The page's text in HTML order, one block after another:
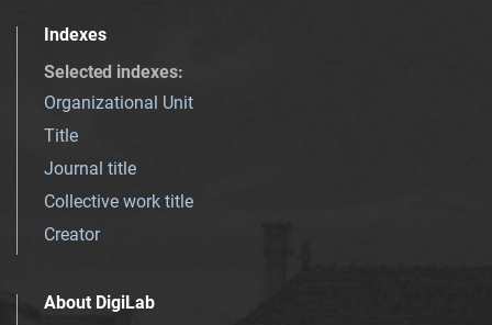
Indexes
Selected indexes:
Organizational Unit
Title
Journal title
Collective work title
Creator
About DigiLab